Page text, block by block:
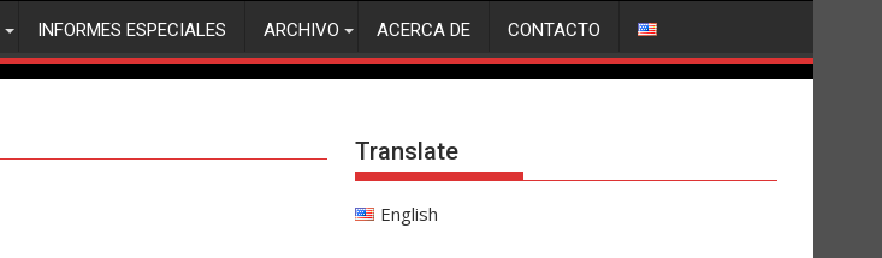
INFORMES ESPECIALES ARCHIVO ACERCA DE CONTACTO
Translate
English